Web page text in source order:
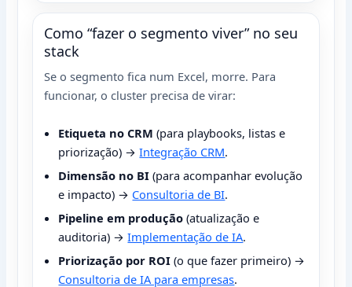
Como “fazer o segmento viver” no seu
stack
Se o segmento fica num Excel, morre. Para
funcionar, o cluster precisa de virar:
Etiqueta no CRM (para playbooks, listas e
priorização) →Integração CRM.
Dimensão no BI (para acompanhar evolução
e impacto) → Consultoria de BI.
Pipeline em produção (atualização e
auditoria) →Implementação de IA.
Priorização por ROI (o que fazer primeiro) →
Consultoria de IA para empresas.